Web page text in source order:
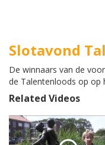
Slotavond
De winnaars van de
de Talentenloods op op
Related Videos